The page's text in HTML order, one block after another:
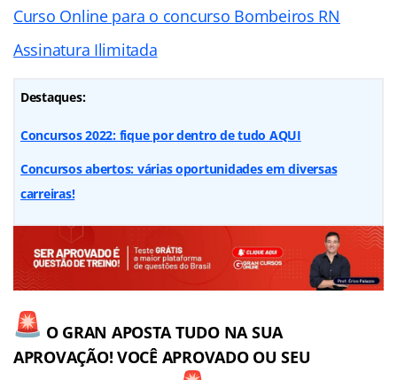
Curso Online para o concurso Bombeiros RN
Assinatura Ilimitada
Destaques:
Concursos 2022: fique por dentro de tudo AQUI
Concursos abertos: várias oportunidades em diversas
carreiras!
O GRAN APOSTA TUDO NA SUA
APROVAÇÃO! VOCÊ APROVADO OU SEU